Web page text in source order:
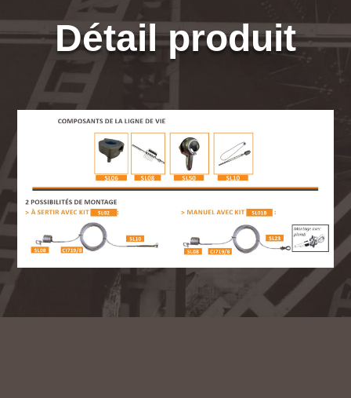
Détail produit